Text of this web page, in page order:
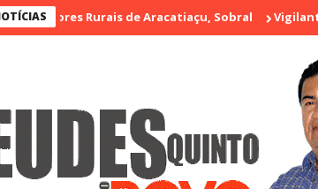
Rurais de Aracatiaçu, Sobral Vigilante é morto a